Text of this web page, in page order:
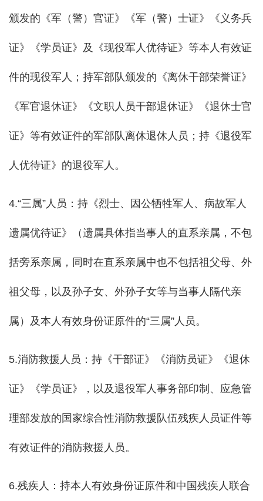
颁发的《军（警）官证》《军（警）士证》《义务兵
证》《学员证》及《现役军人优待证》等本人有效证
件的现役军人；持军部队颁发的《离休干部荣誉证》
《军官退休证》《文职人员干部退休证》《退休士官
证》等有效证件的军部队离休退休人员；持《退役军
人优待证》的退役军人。
4.“三属”人员：持《烈士、因公牺牲军人、病故军人
遗属优待证》（遗属具体指当事人的直系亲属，不包
括旁系亲属，同时在直系亲属中也不包括祖父母、外
祖父母，以及孙子女、外孙子女等与当事人隔代亲
属）及本人有效身份证原件的“三属”人员。
5.消防救援人员：持《干部证》《消防员证》《退休
证》《学员证》，以及退役军人事务部印制、应急管
理部发放的国家综合性消防救援队伍残疾人员证件等
有效证件的消防救援人员。
6.残疾人：持本人有效身份证原件和中国残疾人联合